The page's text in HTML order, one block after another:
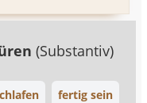
(Substantiv)
fertig sein